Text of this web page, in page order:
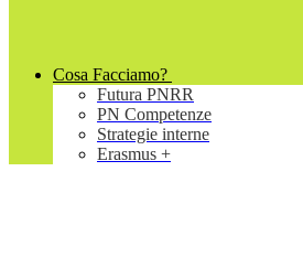
Cosa Facciamo?
Futura PNRR
PN Competenze
Strategie interne
Erasmus +